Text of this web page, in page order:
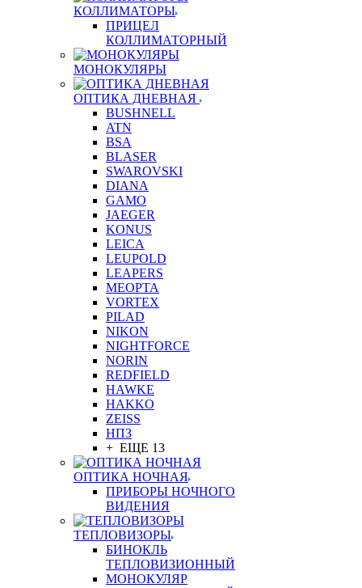
КОЛЛИМАТОРЫ
ПРИЦЕЛ
КОЛЛИМАТОРНЫЙ
МОНОКУЛЯРЫ
ОПТИКА ДНЕВНАЯ
BUSHNELL
ATN
BSA
BLASER
SWAROVSKI
DIANA
GAMO
JAEGER
KONUS
LEICA
LEUPOLD
LEAPERS
MEOPTA
VORTEX
PILAD
NIKON
NIGHTFORCE
NORIN
REDFIELD
HAWKE
HAKKO
ZEISS
НПЗ
+ ЕЩЕ 13
ОПТИКА НОЧНАЯ
ПРИБОРЫ НОЧНОГО
ВИДЕНИЯ
ТЕПЛОВИЗОРЫ
БИНОКЛЬ
ТЕПЛОВИЗИОННЫЙ
МОНОКУЛЯР